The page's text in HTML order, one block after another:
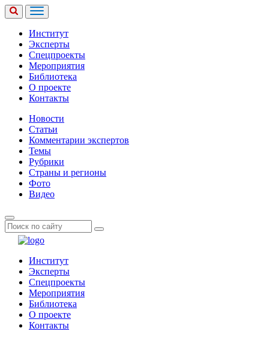
Институт
Эксперты
Спецпроекты
Мероприятия
Библиотека
О проекте
Контакты
Новости
Статьи
Комментарии экспертов
Темы
Рубрики
Страны и регионы
Фото
Видео
Институт
Эксперты
Спецпроекты
Мероприятия
Библиотека
О проекте
Контакты